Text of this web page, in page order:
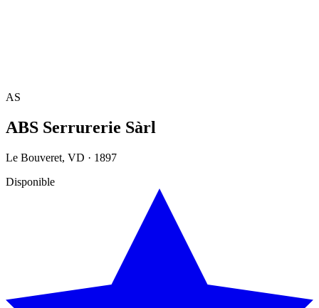
AS
ABS Serrurerie Sàrl
Le Bouveret, VD · 1897
Disponible